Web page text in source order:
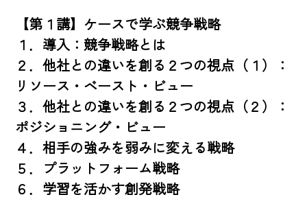
【第１講】ケースで学ぶ競争戦略
１．導入：競争戦略とは
２．他社との違いを創る２つの視点（１）：
リソース・ベースト・ビュー
３．他社との違いを創る２つの視点（２）：
ポジショニング・ビュー
４．相手の強みを弱みに変える戦略
５．プラットフォーム戦略
６．学習を活かす創発戦略